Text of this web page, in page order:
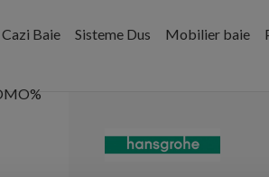
Cazi Baie Sisteme Dus Mobilier baie